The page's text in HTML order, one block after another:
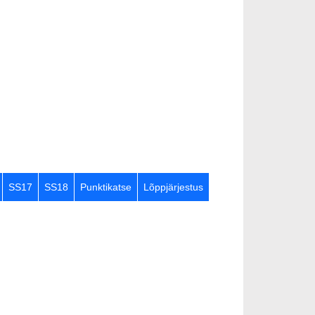
SS17 SS18 Punktikatse Lõppjärjestus